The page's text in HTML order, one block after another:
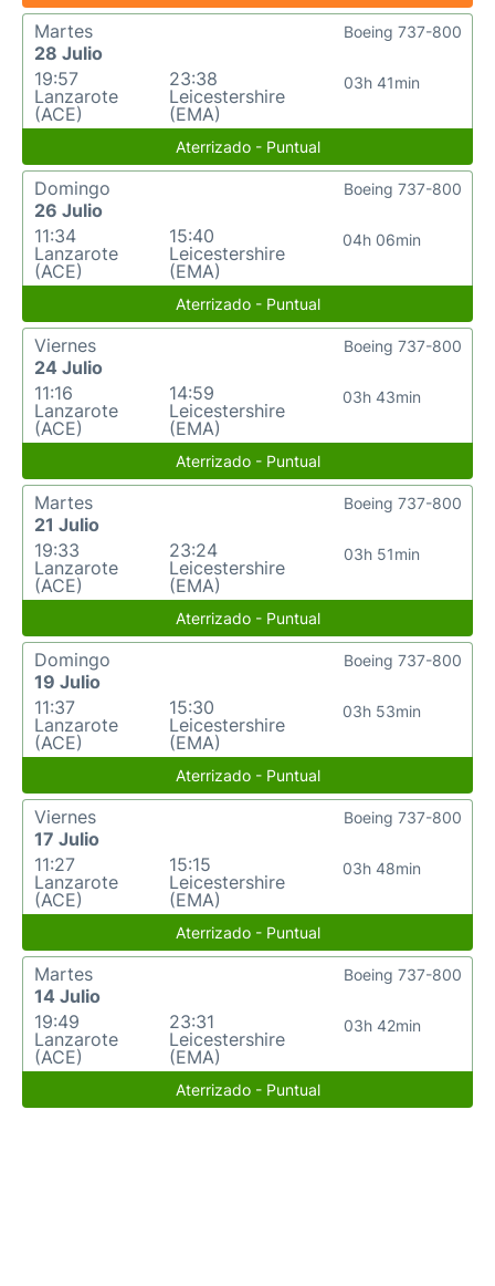
Martes
28 Julio
19:57
Lanzarote
(ACE)
23:38
Leicestershire
(EMA)
03h 41min
Boeing 737-800
Aterrizado - Puntual
Domingo
26 Julio
11:34
Lanzarote
(ACE)
15:40
Leicestershire
(EMA)
04h 06min
Boeing 737-800
Aterrizado - Puntual
Viernes
24 Julio
11:16
Lanzarote
(ACE)
14:59
Leicestershire
(EMA)
03h 43min
Boeing 737-800
Aterrizado - Puntual
Martes
21 Julio
19:33
Lanzarote
(ACE)
23:24
Leicestershire
(EMA)
03h 51min
Boeing 737-800
Aterrizado - Puntual
Domingo
19 Julio
11:37
Lanzarote
(ACE)
15:30
Leicestershire
(EMA)
03h 53min
Boeing 737-800
Aterrizado - Puntual
Viernes
17 Julio
11:27
Lanzarote
(ACE)
15:15
Leicestershire
(EMA)
03h 48min
Boeing 737-800
Aterrizado - Puntual
Martes
14 Julio
19:49
Lanzarote
(ACE)
23:31
Leicestershire
(EMA)
03h 42min
Boeing 737-800
Aterrizado - Puntual